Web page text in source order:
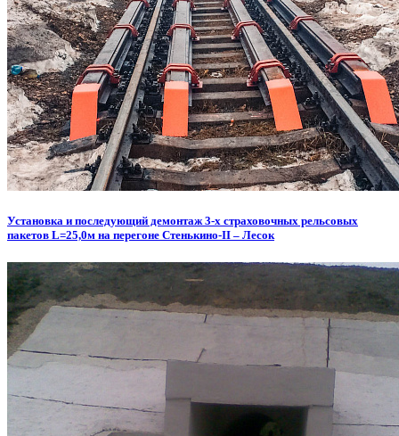
Установка и последующий демонтаж 3-х страховочных рельсовых
пакетов L=25,0м на перегоне Стенькино-II – Лесок